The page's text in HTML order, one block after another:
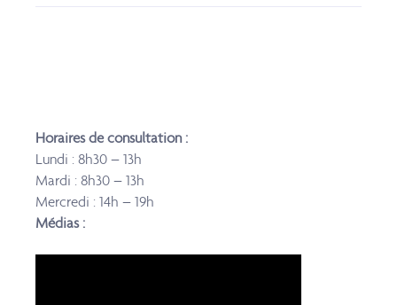
Horaires de consultation :
Lundi : 8h30 – 13h
Mardi : 8h30 – 13h
Mercredi : 14h – 19h
Médias :